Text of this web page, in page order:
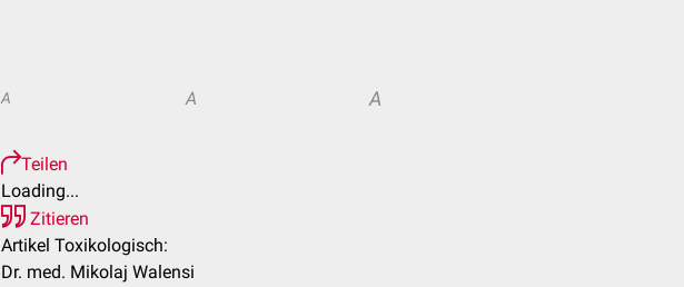
A A A
Teilen
Loading...
Zitieren
Artikel Toxikologisch:
Dr. med. Mikolaj Walensi